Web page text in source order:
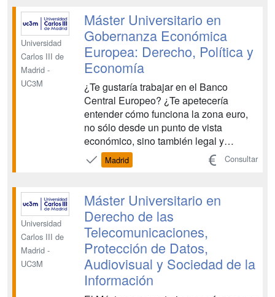
de la Propiedad Intelectual de la
Universidad de Zúrich, preparan par...
Universidad
Carlos III de
Madrid -
UC3M
Máster Universitario en
Gobernanza Económica
Europea: Derecho, Política y
Economía
¿Te gustaría trabajar en el Banco
Central Europeo? ¿Te apetecería
entender cómo funciona la zona euro,
no sólo desde un punto de vista
económico, sino también legal y
político? ¿Tienes interés por saber
cómo repercuten las crisis monetarias
Máster de Gobernanza Económica
Europea: Derecho, Política y
Economía...
Madrid Consultar
Universidad
Carlos III de
Madrid -
UC3M
Máster Universitario en
Derecho de las
Telecomunicaciones,
Protección de Datos,
Audiovisual y Sociedad de la
Información